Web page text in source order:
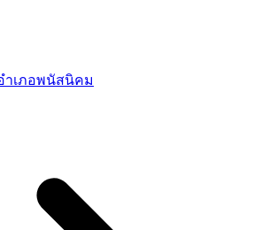
เภอพนัสนิคม